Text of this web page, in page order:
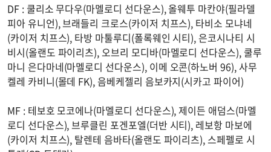
DF : 쿨리소 무다우(마멜로디 선다운스), 올웨투 마칸야(필라델
피아 유니언), 브래들리 크로스(카이저 치프스), 타비소 모냐네
(카이저 치프스), 타방 마툴루디(폴록웨인 시티), 은코시나티 시
비시(올랜도 파이리츠), 오브리 모디바(마멜로디 선다운스), 쿨루
마니 은다마네(마멜로디 선다운스), 이메 오콘(하노버 96), 사무
켈레 카비니(몰데 FK), 음베케젤리 음보카지(시카고 파이어)
MF : 테보호 모코에나(마멜로디 선다운스), 제이든 애덤스(마멜
로디 선다운스), 브루클린 포겐포엘(더반 시티), 레보항 마보에
(카이저 치프스), 탈렌테 음바타(올랜도 파이리츠), 스페펠로 시